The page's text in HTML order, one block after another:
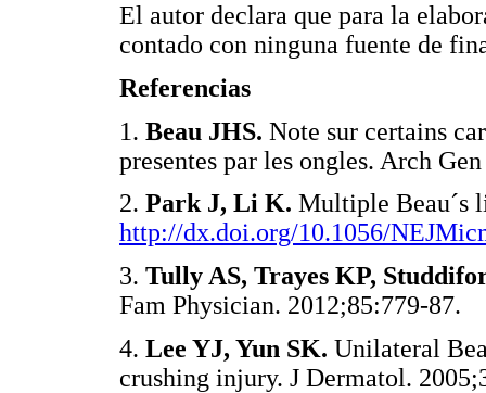
El autor declara que para la
contado con ninguna fuente de
Referencias
1. Beau JHS. Note sur certains
presentes par les ongles. Arch
2. Park J, Li K. Multiple Beau´s
http://dx.doi.org/10.1056/
3. Tully AS, Trayes KP,
Fam Physician.
4. Lee YJ, Yun SK. Unilateral
crushing injury. J Dermatol.